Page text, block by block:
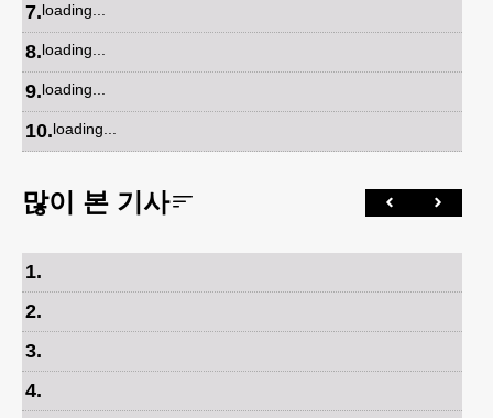
7.loading...
8.loading...
9.loading...
10.loading...
많이 본 기사
1.
2.
3.
4.